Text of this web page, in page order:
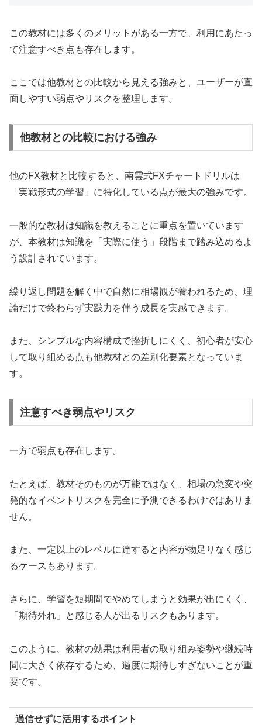
この教材には多くのメリットがある一方で、利用にあたっ
て注意すべき点も存在します。
ここでは他教材との比較から見える強みと、ユーザーが直
面しやすい弱点やリスクを整理します。
他教材との比較における強み
他のFX教材と比較すると、南雲式FXチャートドリルは
「実戦形式の学習」に特化している点が最大の強みです。
一般的な教材は知識を教えることに重点を置いています
が、本教材は知識を「実際に使う」段階まで踏み込めるよ
う設計されています。
繰り返し問題を解く中で自然に相場観が養われるため、理
論だけで終わらず実践力を伴う成長を実感できます。
また、シンプルな内容構成で挫折しにくく、初心者が安心
して取り組める点も他教材との差別化要素となっていま
す。
注意すべき弱点やリスク
一方で弱点も存在します。
たとえば、教材そのものが万能ではなく、相場の急変や突
発的なイベントリスクを完全に予測できるわけではありま
せん。
また、一定以上のレベルに達すると内容が物足りなく感じ
るケースもあります。
さらに、学習を短期間でやめてしまうと効果が出にくく、
「期待外れ」と感じる人が出るリスクもあります。
このように、教材の効果は利用者の取り組み姿勢や継続時
間に大きく依存するため、過度に期待しすぎないことが重
要です。
過信せずに活用するポイント